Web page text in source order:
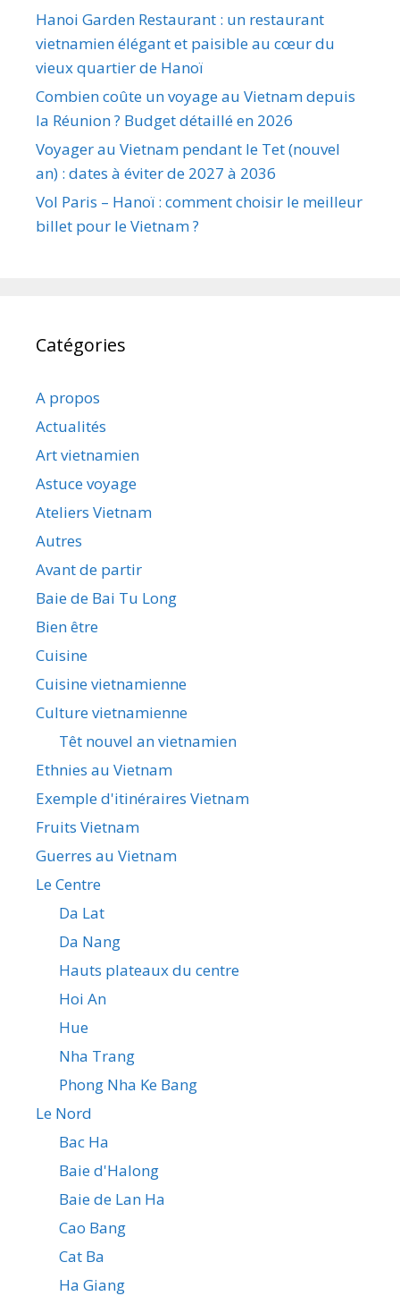
Hanoi Garden Restaurant : un restaurant
vietnamien élégant et paisible au cœur du
vieux quartier de Hanoï
Combien coûte un voyage au Vietnam depuis
la Réunion ? Budget détaillé en 2026
Voyager au Vietnam pendant le Tet (nouvel
an) : dates à éviter de 2027 à 2036
Vol Paris – Hanoï : comment choisir le meilleur
billet pour le Vietnam ?
Catégories
A propos
Actualités
Art vietnamien
Astuce voyage
Ateliers Vietnam
Autres
Avant de partir
Baie de Bai Tu Long
Bien être
Cuisine
Cuisine vietnamienne
Culture vietnamienne
Têt nouvel an vietnamien
Ethnies au Vietnam
Exemple d'itinéraires Vietnam
Fruits Vietnam
Guerres au Vietnam
Le Centre
Da Lat
Da Nang
Hauts plateaux du centre
Hoi An
Hue
Nha Trang
Phong Nha Ke Bang
Le Nord
Bac Ha
Baie d'Halong
Baie de Lan Ha
Cao Bang
Cat Ba
Ha Giang